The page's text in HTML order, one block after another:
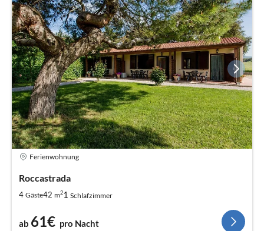
Ferienwohnung
Roccastrada
4 Gäste42 m21 Schlafzimmer
ab 61€ pro Nacht